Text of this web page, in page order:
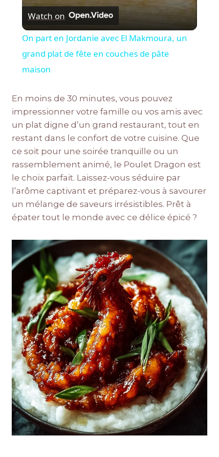
Watch on
On part en Jordanie avec El Makmoura, un
grand plat de fête en couches de pâte
maison
En moins de 30 minutes, vous pouvez
impressionner votre famille ou vos amis avec
un plat digne d’un grand restaurant, tout en
restant dans le confort de votre cuisine. Que
ce soit pour une soirée tranquille ou un
rassemblement animé, le Poulet Dragon est
le choix parfait. Laissez-vous séduire par
l’arôme captivant et préparez-vous à savourer
un mélange de saveurs irrésistibles. Prêt à
épater tout le monde avec ce délice épicé ?